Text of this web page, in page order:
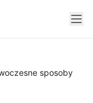
sposoby